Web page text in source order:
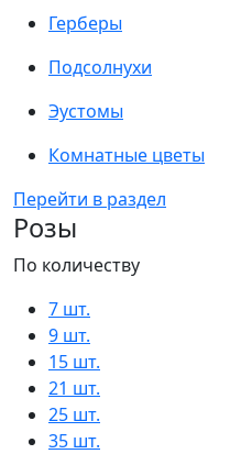
Герберы
Подсолнухи
Эустомы
Комнатные цветы
Перейти в раздел
Розы
По количеству
7 шт.
9 шт.
15 шт.
21 шт.
25 шт.
35 шт.